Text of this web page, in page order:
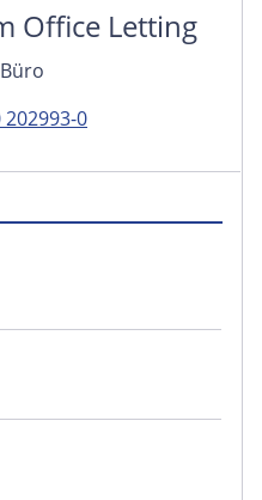
Office Letting
202993-0